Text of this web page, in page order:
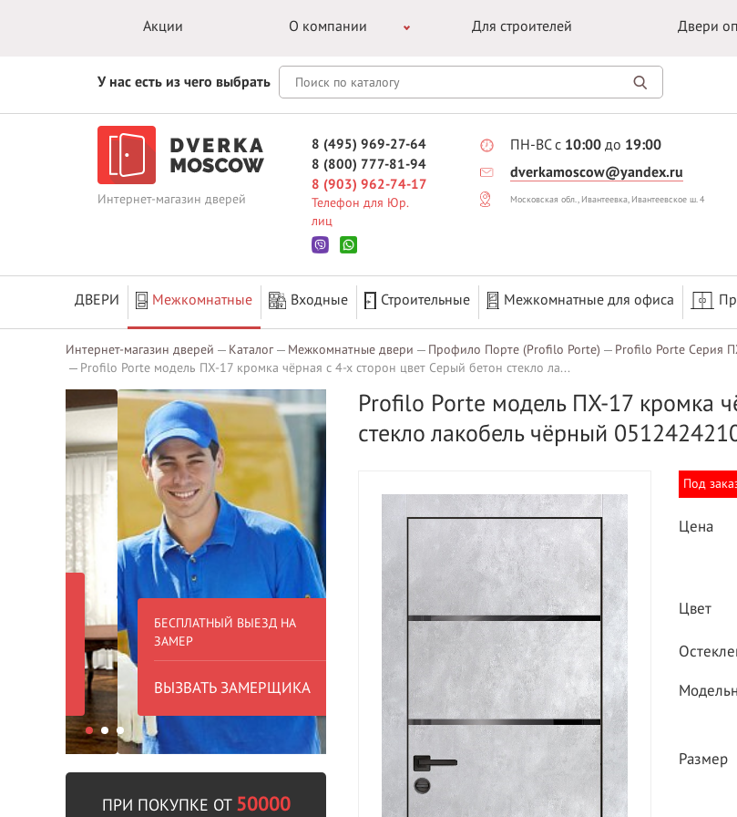
Акции О компании Для строителей Двери
У нас есть из чего выбрать
Интернет-магазин дверей
8 (495) 969-27-64
8 (800) 777-81-94
8 (903) 962-74-17
Телефон для Юр.
лиц
ПН-ВС с 10:00 до 19:00
dverkamoscow@yandex.ru
Московская обл., Ивантеевка, Ивантеевское ш. 4
ДВЕРИ Межкомнатные Входные Строительные Межкомнатные для офиса
Интернет-магазин дверей Каталог Межкомнатные двери Профило Порте (Profilo Porte) Profilo Porte Серия
Profilo Porte модель ПХ-17 кромка чёрная с 4-х сторон цвет Серый бетон стекло ла...
БЕСПЛАТНЫЙ ВЫЕЗД НА
ЗАМЕР
ВЫЗВАТЬ ЗАМЕРЩИКА
БЕСПЛАТНАЯ ДОСТАВКА ОТ 40
В пределах МКАД
ВЫГОДНОЕ
Двери фабрики
Краснодеревщик
выгодным ценам
ПРИ ПОКУПКЕ ОТ 50000
Profilo Porte модель ПХ-17 кромка
стекло лакобель чёрный
Под
Цена
Цвет
Размер